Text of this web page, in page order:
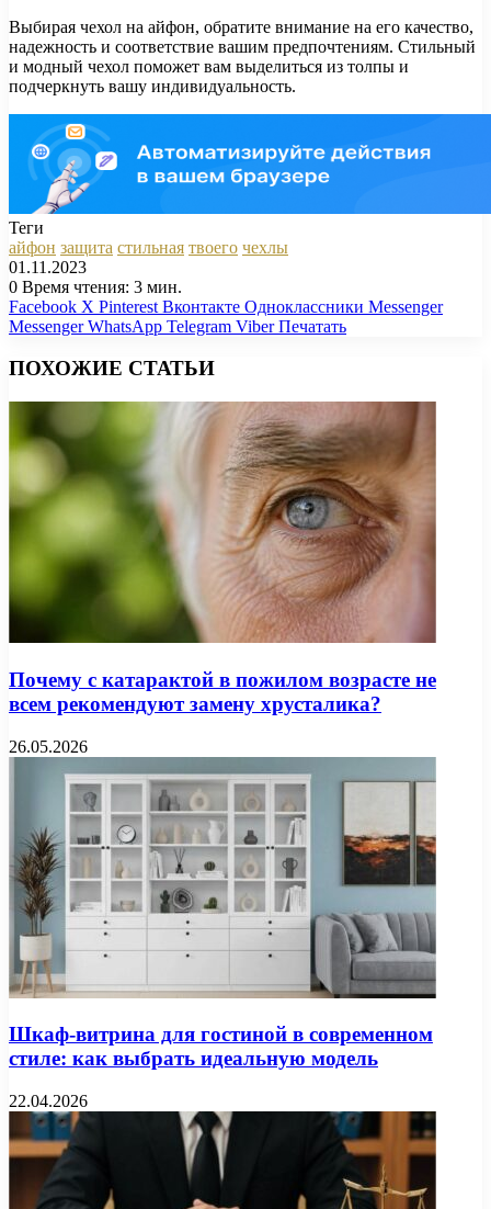
Выбирая чехол на айфон, обратите внимание на его качество,
надежность и соответствие вашим предпочтениям. Стильный
и модный чехол поможет вам выделиться из толпы и
подчеркнуть вашу индивидуальность.
Теги
айфон защита стильная твоего чехлы
01.11.2023
0 Время чтения: 3 мин.
Facebook X Pinterest Вконтакте Одноклассники Messenger
Messenger WhatsApp Telegram Viber Печатать
ПОХОЖИЕ СТАТЬИ
Почему с катарактой в пожилом возрасте не
всем рекомендуют замену хрусталика?
26.05.2026
Шкаф-витрина для гостиной в современном
стиле: как выбрать идеальную модель
22.04.2026